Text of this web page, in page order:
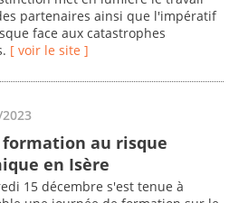
partenaires ainsi que l'impératif
face aux catastrophes
[ voir le site ]
formation au risque
en Isère
15 décembre s'est tenue à